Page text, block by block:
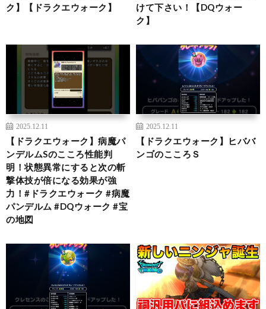
ク】【ドラクエウォーク】
けて下さい！【DQウォー
ク】
2025.12.11
【ドラクエウォーク】病魔パ
ンデルムSのこころ性能判
明！状態異常にすると次の斬
撃体技が倍になる効果が強
力！#ドラクエウォーク #病魔
パンデルム #DQウォーク #宝
の地図
2025.12.11
【ドラクエウォーク】ヒババ
ンゴのこころＳ